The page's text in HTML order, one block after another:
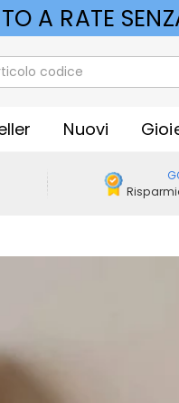
A RATE
Nuovi